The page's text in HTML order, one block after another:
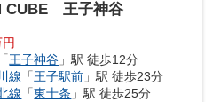
CUBE 王子神谷
「王子神谷 」駅 徒歩12分
線 「王子駅前 」駅 徒歩23分
線 「東十条 」駅 徒歩25分